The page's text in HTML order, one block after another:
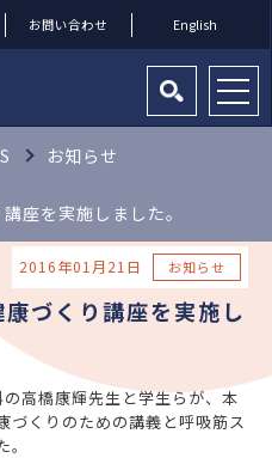
お問い合わせ English
お知らせ
座を実施しました。
づくり講座を実施し
2016年01月21日 お知らせ
高橋康輝先生と学生らが、本
づくりのための講義と呼吸筋ス